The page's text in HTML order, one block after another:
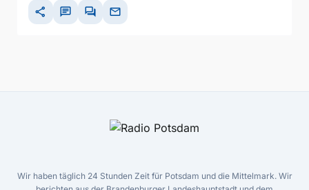
share chat forum mail
Wir haben täglich 24 Stunden Zeit für Potsdam und die Mittelmark. Wir